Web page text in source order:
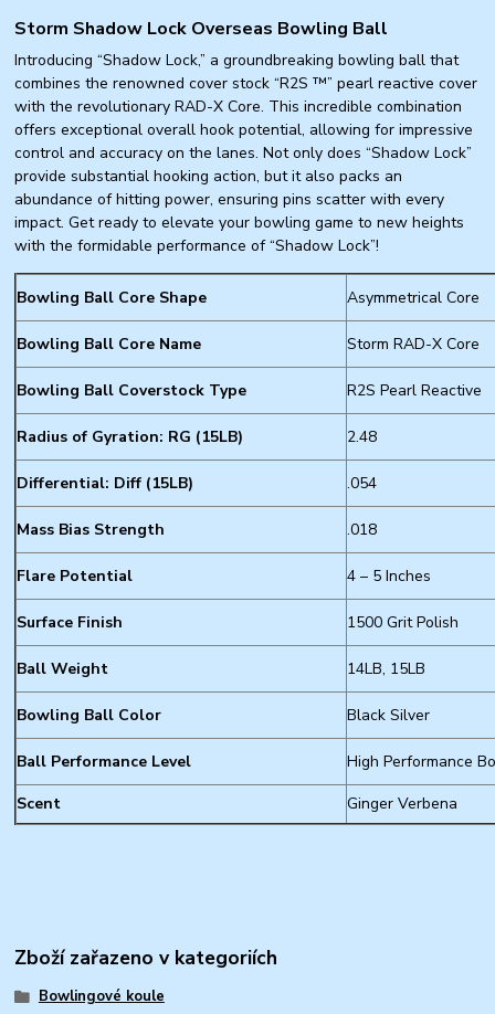
Storm Shadow Lock Overseas Bowling Ball
Introducing “Shadow Lock,” a groundbreaking bowling ball that
combines the renowned cover stock “R2S ™” pearl reactive cover
with the revolutionary RAD-X Core. This incredible combination
offers exceptional overall hook potential, allowing for impressive
control and accuracy on the lanes. Not only does “Shadow Lock”
provide substantial hooking action, but it also packs an
abundance of hitting power, ensuring pins scatter with every
impact. Get ready to elevate your bowling game to new heights
with the formidable performance of “Shadow Lock”!
Bowling Ball Core Shape Asymmetrical Core
Bowling Ball Core Name Storm RAD-X Core
Bowling Ball Coverstock Type R2S Pearl Reactive
Radius of Gyration: RG (15LB) 2.48
Differential: Diff (15LB) .054
Mass Bias Strength .018
Flare Potential 4 – 5 Inches
Surface Finish 1500 Grit Polish
Ball Weight 14LB, 15LB
Bowling Ball Color Black Silver
Ball Performance Level
High Performance
Scent
Ginger Verbena
Zboží zařazeno v kategoriích
Bowlingové koule